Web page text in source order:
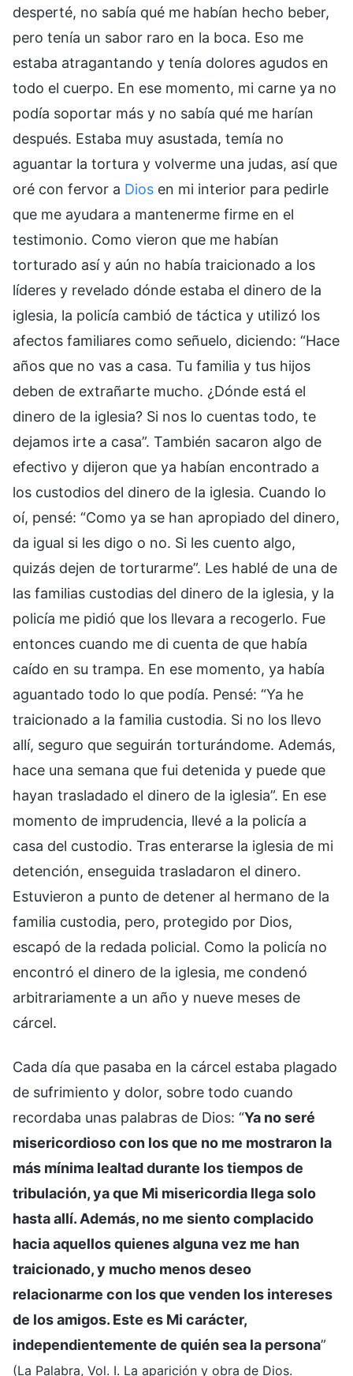
desperté, no sabía qué me habían hecho beber,
pero tenía un sabor raro en la boca. Eso me
estaba atragantando y tenía dolores agudos en
todo el cuerpo. En ese momento, mi carne ya no
podía soportar más y no sabía qué me harían
después. Estaba muy asustada, temía no
aguantar la tortura y volverme una judas, así que
oré con fervor a Dios en mi interior para pedirle
que me ayudara a mantenerme firme en el
testimonio. Como vieron que me habían
torturado así y aún no había traicionado a los
líderes y revelado dónde estaba el dinero de la
iglesia, la policía cambió de táctica y utilizó los
afectos familiares como señuelo, diciendo: “Hace
años que no vas a casa. Tu familia y tus hijos
deben de extrañarte mucho. ¿Dónde está el
dinero de la iglesia? Si nos lo cuentas todo, te
dejamos irte a casa”. También sacaron algo de
efectivo y dijeron que ya habían encontrado a
los custodios del dinero de la iglesia. Cuando lo
oí, pensé: “Como ya se han apropiado del dinero,
da igual si les digo o no. Si les cuento algo,
quizás dejen de torturarme”. Les hablé de una de
las familias custodias del dinero de la iglesia, y la
policía me pidió que los llevara a recogerlo. Fue
entonces cuando me di cuenta de que había
caído en su trampa. En ese momento, ya había
aguantado todo lo que podía. Pensé: “Ya he
traicionado a la familia custodia. Si no los llevo
allí, seguro que seguirán torturándome. Además,
hace una semana que fui detenida y puede que
hayan trasladado el dinero de la iglesia”. En ese
momento de imprudencia, llevé a la policía a
casa del custodio. Tras enterarse la iglesia de mi
detención, enseguida trasladaron el dinero.
Estuvieron a punto de detener al hermano de la
familia custodia, pero, protegido por Dios,
escapó de la redada policial. Como la policía no
encontró el dinero de la iglesia, me condenó
arbitrariamente a un año y nueve meses de
cárcel.
Cada día que pasaba en la cárcel estaba plagado
de sufrimiento y dolor, sobre todo cuando
recordaba unas palabras de Dios: “Ya no seré
misericordioso con los que no me mostraron la
más mínima lealtad durante los tiempos de
tribulación, ya que Mi misericordia llega solo
hasta allí. Además, no me siento complacido
hacia aquellos quienes alguna vez me han
traicionado, y mucho menos deseo
relacionarme con los que venden los intereses
de los amigos. Este es Mi carácter,
independientemente de quién sea la persona”
(La Palabra, Vol. I. La aparición y obra de Dios.